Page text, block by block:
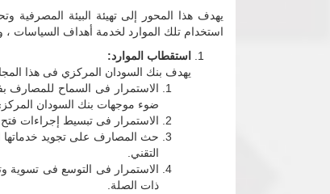
يهدف هذا المحور إلى تهيئة البيئة
استخدام تلك الموارد لخدمة أهداف السياسات ،
استقطاب الموارد:
يهدف بنك السودان المركزي فى هذا
الاستمرار فى السماح للمصارف
ضوء موجهات بنك السودان
الاستمرار فى تبسيط إجراءات
حث المصارف على تجويد خدماتها
التقني.
الاستمرار فى التوسع فى تسوية
ذات الصلة.